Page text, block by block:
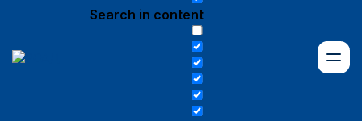
Search in content